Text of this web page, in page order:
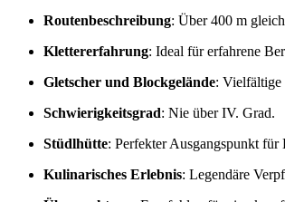
Routenbeschreibung: Über 400 m
Klettererfahrung: Ideal für erfahrene
Gletscher und Blockgelände: Vielfältige
Schwierigkeitsgrad: Nie über IV. Grad.
Stüdlhütte: Perfekter Ausgangspunkt für
Kulinarisches Erlebnis: Legendäre